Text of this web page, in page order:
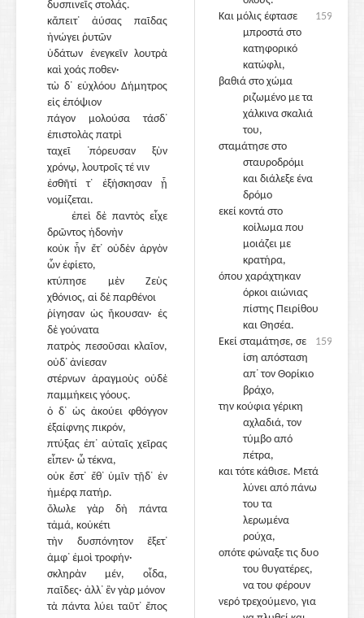
δυσπινεῖς στολάς.
κἄπειτ᾽ ἀύσας παῖδας
ἠνώγει ῥυτῶν
ὑδάτων ἐνεγκεῖν λουτρὰ
καὶ χοάς ποθεν·
τὼ δ᾽ εὐχλόου Δήμητρος
εἰς ἐπόψιον
πάγον μολούσα τάσδ᾽
ἐπιστολὰς πατρὶ
ταχεῖ ᾽πόρευσαν ξὺν
χρόνῳ, λουτροῖς τέ νιν
ἐσθῆτί τ᾽ ἐξήσκησαν ᾗ
νομίζεται.
ἐπεὶ δὲ παντὸς εἶχε
δρῶντος ἡδονὴν
κοὐκ ἦν ἔτ᾽ οὐδὲν ἀργὸν
ὧν ἐφίετο,
κτύπησε μὲν Ζεὺς
χθόνιος, αἱ δὲ παρθένοι
ῥίγησαν ὡς ἤκουσαν· ἐς
δὲ γούνατα
πατρὸς πεσοῦσαι κλαῖον,
οὐδ᾽ ἀνίεσαν
στέρνων ἀραγμοὺς οὐδὲ
παμμήκεις γόους.
ὁ δ᾽ ὡς ἀκούει φθόγγον
ἐξαίφνης πικρόν,
πτύξας ἐπ᾽ αὐταῖς χεῖρας
εἶπεν· ὦ τέκνα,
οὐκ ἔστ᾽ ἔθ᾽ ὑμῖν τῇδ᾽ ἐν
ἡμέρᾳ πατήρ.
ὄλωλε γὰρ δὴ πάντα
τἀμά, κοὐκέτι
τὴν δυσπόνητον ἕξετ᾽
ἀμφ᾽ ἐμοὶ τροφήν·
σκληρὰν μέν, οἶδα,
παῖδες· ἀλλ᾽ ἓν γὰρ μόνον
τὰ πάντα λύει ταῦτ᾽ ἔπος
1590
Και μόλις έφτασε
μπροστά στο
κατηφορικό
κατώφλι,
βαθιά στο χώμα
ριζωμένο με τα
χάλκινα σκαλιά
του,
σταμάτησε στο
σταυροδρόμι
και διάλεξε ένα
δρόμο
εκεί κοντά στο
κοίλωμα που
μοιάζει με
κρατήρα,
όπου χαράχτηκαν
όρκοι αιώνιας
πίστης Πειρίθου
και Θησέα.
1595
Εκεί σταμάτησε, σε
ίση απόσταση
απ᾽ τον Θορίκιο
βράχο,
την κούφια γέρικη
αχλαδιά, τον
τύμβο από
πέτρα,
και τότε κάθισε. Μετά
λύνει από πάνω
του τα
λερωμένα
ρούχα,
οπότε φώναξε τις δυο
του θυγατέρες,
να του φέρουν
νερό τρεχούμενο, για